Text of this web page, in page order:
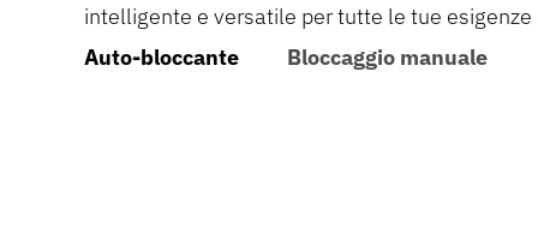
intelligente e versatile per tutte le tue esigenze
Auto-bloccante
Bloccaggio manuale